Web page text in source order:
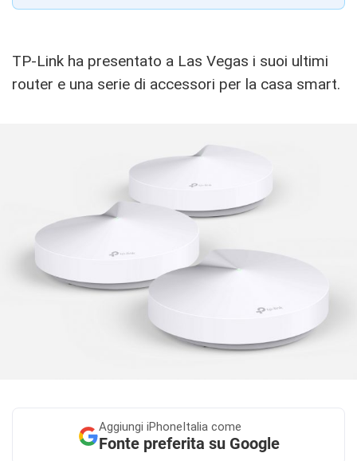
TP-Link ha presentato a Las Vegas i suoi ultimi
router e una serie di accessori per la casa smart.
Aggiungi iPhoneItalia come
Fonte preferita su Google